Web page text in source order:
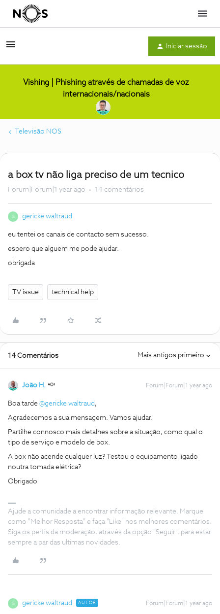
Menu
Iniciar sessão
Vishing | Phishing através de chamadas de voz
internacionais/nacionais
Televisão NOS
a box tv não liga preciso de um tecnico
Forum|Forum|1 year ago 14 comentários
G gericke waltraud
eu tentei os canais de contacto sem sucesso.
espero que alguem me pode ajudar.
obrigada
TV issue technical help
14 Comentários Mais antigos primeiro
João H. Forum|Forum|1 year ago
Boa tarde ​ @gericke waltraud,
Agradecemos a sua mensagem. Vamos ajudar.
Partilhe connosco mais detalhes sobre a situação, como qual o
tipo de serviço e modelo de box.
A box não acende qualquer luz? Testou o equipamento ligado
noutra tomada elétrica?
Obrigado
Ajude a comunidade a encontrar informação relevante. Marque
como "Melhor Resposta" e faça "Like" nos melhores comentários.
Siga os perfis da moderação, através da opção "Seguir", para estar
sempre a par das ultimas novidades.
G gericke waltraud AUTOR Forum|Forum|1 year ago